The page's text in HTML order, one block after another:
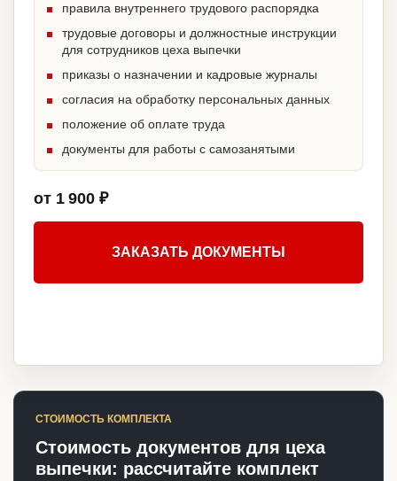
правила внутреннего трудового распорядка
трудовые договоры и должностные инструкции
для сотрудников цеха выпечки
приказы о назначении и кадровые журналы
согласия на обработку персональных данных
положение об оплате труда
документы для работы с самозанятыми
от 1 900 ₽
ЗАКАЗАТЬ ДОКУМЕНТЫ
СТОИМОСТЬ КОМПЛЕКТА
Стоимость документов для цеха
выпечки: рассчитайте комплект